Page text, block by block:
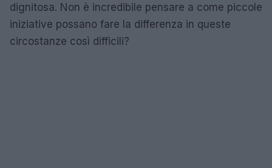
dignitosa. Non è incredibile pensare a come piccole
iniziative possano fare la differenza in queste
circostanze così difficili?